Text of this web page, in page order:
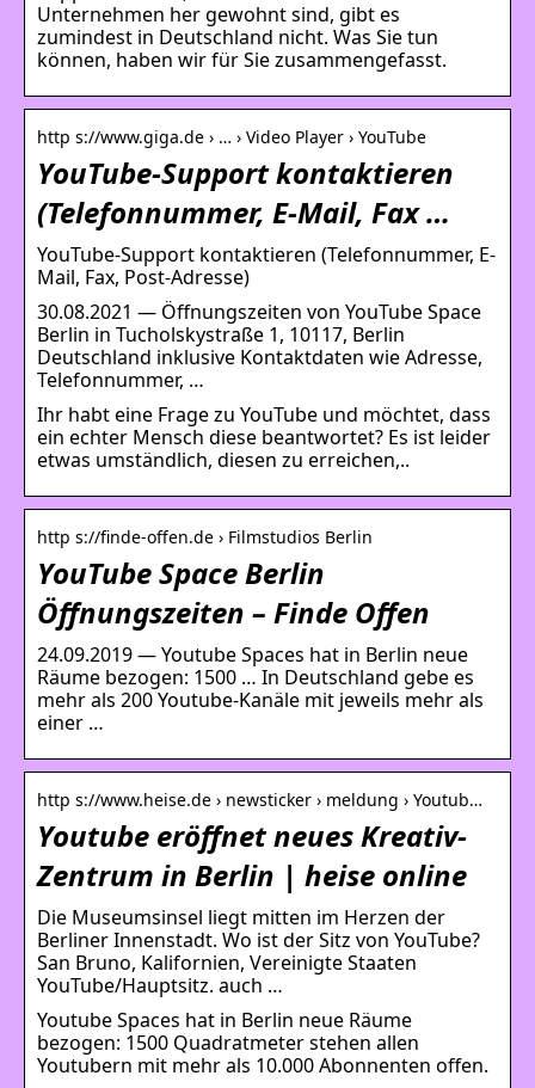
Unternehmen her gewohnt sind, gibt es
zumindest in Deutschland nicht. Was Sie tun
können, haben wir für Sie zusammengefasst.
http s://www.giga.de › … › Video Player › YouTube
YouTube-Support kontaktieren
(Telefonnummer, E-Mail, Fax …
YouTube-Support kontaktieren (Telefonnummer, E-
Mail, Fax, Post-Adresse)
30.08.2021 — Öffnungszeiten von YouTube Space
Berlin in Tucholskystraße 1, 10117, Berlin
Deutschland inklusive Kontaktdaten wie Adresse,
Telefonnummer, …
Ihr habt eine Frage zu YouTube und möchtet, dass
ein echter Mensch diese beantwortet? Es ist leider
etwas umständlich, diesen zu erreichen,..
http s://finde-offen.de › Filmstudios Berlin
YouTube Space Berlin
Öffnungszeiten – Finde Offen
24.09.2019 — Youtube Spaces hat in Berlin neue
Räume bezogen: 1500 … In Deutschland gebe es
mehr als 200 Youtube-Kanäle mit jeweils mehr als
einer …
http s://www.heise.de › newsticker › meldung › Youtub…
Youtube eröffnet neues Kreativ-
Zentrum in Berlin | heise online
Die Museumsinsel liegt mitten im Herzen der
Berliner Innenstadt. Wo ist der Sitz von YouTube?
San Bruno, Kalifornien, Vereinigte Staaten
YouTube/Hauptsitz. auch …
Youtube Spaces hat in Berlin neue Räume
bezogen: 1500 Quadratmeter stehen allen
Youtubern mit mehr als 10.000 Abonnenten offen.